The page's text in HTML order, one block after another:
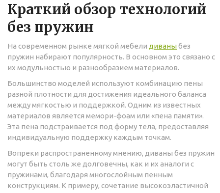
Краткий обзор технологий
без пружин
На современном рынке мягкой мебели диваныбез
пружин набирают популярность. В основном это связано с
их модульностью и разнообразием материалов.
Большинство моделей используют комбинацию пены
разной плотности для достижения идеального баланса
между мягкостью и поддержкой. Одним из известных
материалов является мемори-фоам или «пена памяти».
Эта пена подстраивается под форму тела, предоставляя
индивидуальную поддержку каждым точкам.
Вопреки распространенному мнению, диваны без пружин
могут быть столь же долговечны, как и их аналоги с
пружинами, благодаря многослойным пенным
конструкциям. К примеру, сочетание высокоэластичной